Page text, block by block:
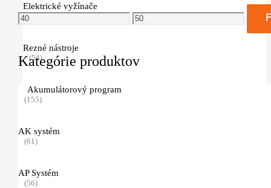
Elektrické vyžínače
(4)
Rezné nástroje
(54)
žacia hlava Autocut
(12)
žacia hlava PolyCut
(2)
žacia hlava SuperCut
(2)
Minimálna
cena
cena
Kategórie produktov
Akumulátorový program
(155)
AK systém
(61)
AP Systém
(56)